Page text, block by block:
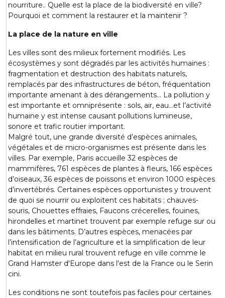
nourriture.. Quelle est la place de la biodiversité en ville?
Pourquoi et comment la restaurer et la maintenir ?
La place de la nature en ville
Les villes sont des milieux fortement modifiés. Les
écosystèmes y sont dégradés par les activités humaines :
fragmentation et destruction des habitats naturels,
remplacés par des infrastructures de béton, fréquentation
importante amenant à des dérangements... La pollution y
est importante et omniprésente : sols, air, eau…et l’activité
humaine y est intense causant pollutions lumineuse,
sonore et trafic routier important.
Malgré tout, une grande diversité d’espèces animales,
végétales et de micro-organismes est présente dans les
villes. Par exemple, Paris accueille 32 espèces de
mammifères, 761 espèces de plantes à fleurs, 166 espèces
d’oiseaux, 36 espèces de poissons et environ 1000 espèces
d’invertébrés. Certaines espèces opportunistes y trouvent
de quoi se nourrir ou exploitent ces habitats ; chauves-
souris, Chouettes effraies, Faucons crécerelles, fouines,
hirondelles et martinet trouvent par exemple refuge sur ou
dans les bâtiments. D’autres espèces, menacées par
l’intensification de l’agriculture et la simplification de leur
habitat en milieu rural trouvent refuge en ville comme le
Grand Hamster d'Europe dans l'est de la France ou le Serin
cini.
Les conditions ne sont toutefois pas faciles pour certaines